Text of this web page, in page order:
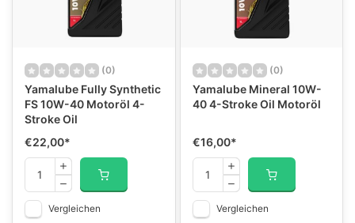
(0)
Yamalube Fully Synthetic
FS 10W-40 Motoröl 4-
Stroke Oil
€22,00*
Vergleichen
(0)
Yamalube Mineral 10W-
40 4-Stroke Oil Motoröl
€16,00*
Vergleichen